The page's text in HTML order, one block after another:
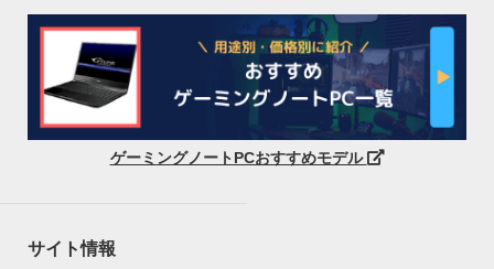
ゲーミングノートPCおすすめモデル
サイト情報